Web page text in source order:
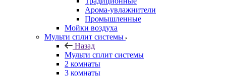
Арома-увлажнители
Промышленные
Мойки воздуха
Мульти сплит системы
Назад
Мульти сплит системы
2 комнаты
3 комнаты